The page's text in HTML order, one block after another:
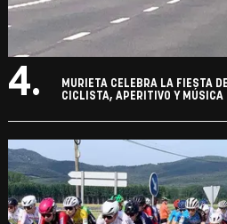
4.
MURIETA CELEBRA LA FIESTA
CICLISTA, APERITIVO Y MÚSICA